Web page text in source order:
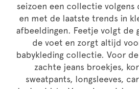
seizoen een collectie volgens
en met de laatste trends in
afbeeldingen. Feetje volgt de
de voet en zorgt altijd
babykleding collectie. Voor
zachte jeans broekjes,
sweatpants, longsleeves,